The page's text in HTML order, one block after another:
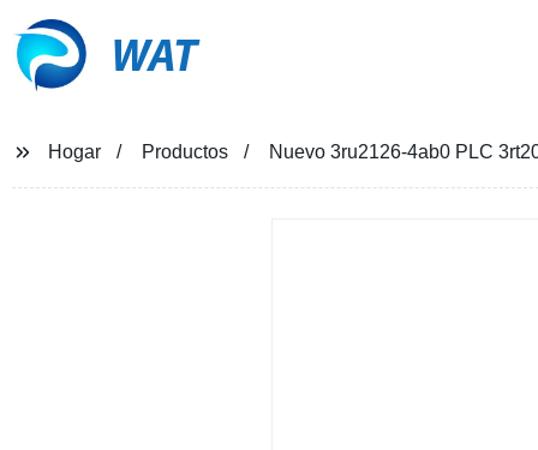
WAT
Hogar Productos Nuevo 3ru2126-4ab0 PLC